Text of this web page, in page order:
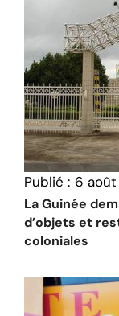
Publié : 6
La Guinée
d’objets et
coloniales